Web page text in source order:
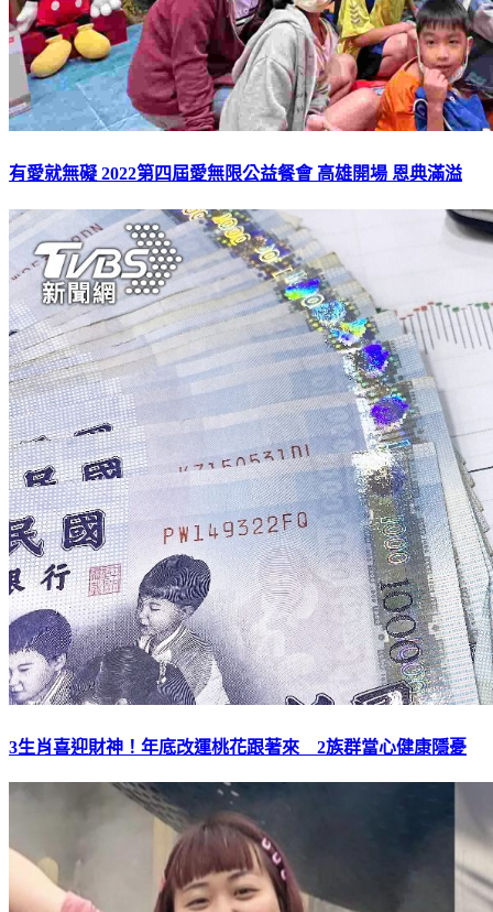
有愛就無礙 2022第四屆愛無限公益餐會 高雄開場 恩典滿溢
3生肖喜迎財神！年底改運桃花跟著來 2族群當心健康隱憂